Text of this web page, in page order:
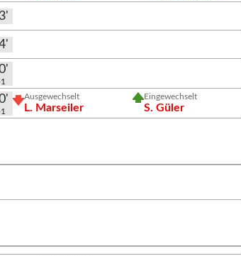
Ausgewechselt
L. Marseiler
Eingewechselt
S. Güler